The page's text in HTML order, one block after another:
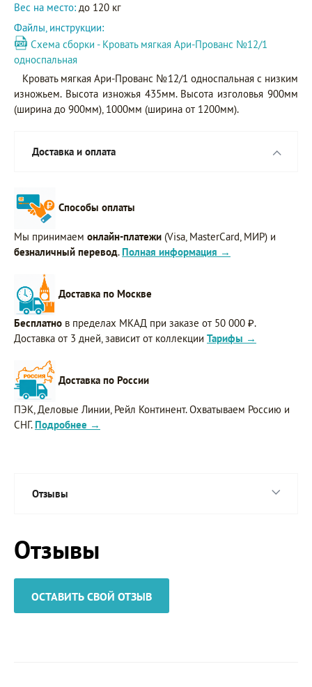
Вес на место: до 120 кг
Файлы, инструкции:
Схема сборки - Кровать мягкая Ари-Прованс №12/1
односпальная
Кровать мягкая Ари-Прованс №12/1 односпальная с низким
изножьем. Высота изножья 435мм. Высота изголовья 900мм
(ширина до 900мм), 1000мм (ширина от 1200мм).
Доставка и оплата
Способы оплаты
Мы принимаем онлайн-платежи (Visa, MasterCard, МИР) и
безналичный перевод. Полная информация →
Доставка по Москве
Бесплатно в пределах МКАД при заказе от 50 000 ₽.
Доставка от 3 дней, зависит от коллекции Тарифы →
Доставка по России
ПЭК, Деловые Линии, Рейл Континент. Охватываем Россию и
СНГ. Подробнее →
Отзывы
Отзывы
ОСТАВИТЬ СВОЙ ОТЗЫВ